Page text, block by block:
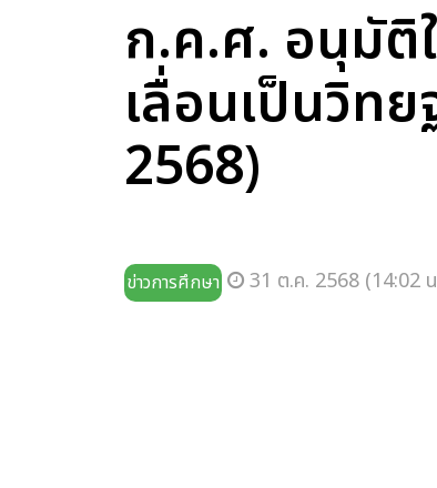
ก.ค.ศ. อนุมัติ
เลื่อนเป็นวิท
2568)
ข่าวการศึกษา 31 ต.ค. 2568 (14:02